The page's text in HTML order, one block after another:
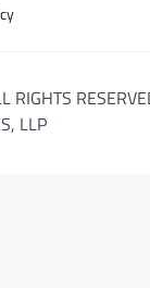
RIGHTS
LLP